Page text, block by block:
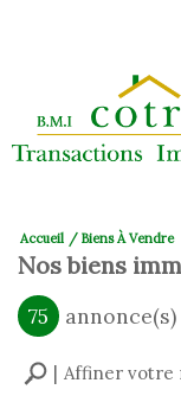
Accueil Biens À Vendre
Nos biens
75
Affiner votre